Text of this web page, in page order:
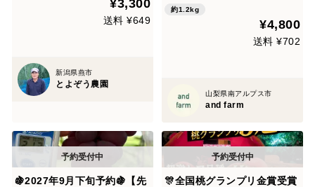
¥3,300
送料 ¥649
新潟県燕市
とよぞう農園
約1.2kg
¥4,800
送料 ¥702
山梨県南アルプス市
and farm
🍇2027年9月下旬予約🍇【先
🎊全国桃グランプリ金賞受賞